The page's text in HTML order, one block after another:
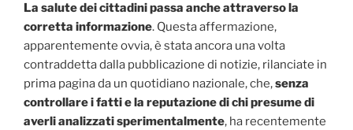
La salute dei cittadini passa anche attraverso la
corretta informazione. Questa affermazione,
apparentemente ovvia, è stata ancora una volta
contraddetta dalla pubblicazione di notizie, rilanciate in
prima pagina da un quotidiano nazionale, che,senza
controllare i fatti e la reputazione di chi presume di
averli analizzati sperimentalmente, ha recentemente